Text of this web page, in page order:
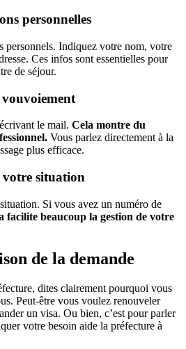
personnelles
personnels. Indiquez votre nom, votre
Ces infos sont essentielles pour
de séjour.
le mail. Cela montre du
Vous parlez directement à la
plus efficace.
situation
Si vous avez un numéro de
facilite beaucoup la gestion de votre
de la demande
dites clairement pourquoi vous
Peut-être vous voulez renouveler
un visa. Ou bien, c’est pour parler
votre besoin aide la préfecture à